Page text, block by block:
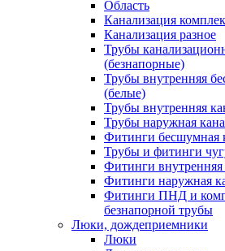
Область
Канализация
Канализация разное
Трубы
(безнапорные)
Трубы внутренняя
(белые)
Трубы внутренняя
Трубы наружная
Фитинги бесшумная
Трубы и фитинги
Фитинги внутренняя
Фитинги наружная
Фитинги ПНД и
безнапорной трубы
Люки, дождеприемники
Люки